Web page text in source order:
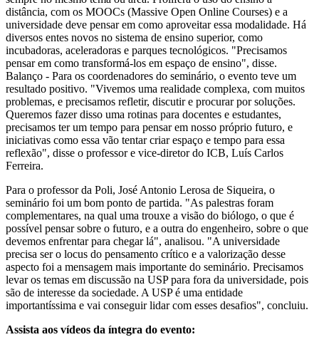
distância, com os MOOCs (Massive Open Online Courses) e a
universidade deve pensar em como aproveitar essa modalidade. Há
diversos entes novos no sistema de ensino superior, como
incubadoras, aceleradoras e parques tecnológicos. "Precisamos
pensar em como transformá-los em espaço de ensino", disse.
Balanço - Para os coordenadores do seminário, o evento teve um
resultado positivo. "Vivemos uma realidade complexa, com muitos
problemas, e precisamos refletir, discutir e procurar por soluções.
Queremos fazer disso uma rotinas para docentes e estudantes,
precisamos ter um tempo para pensar em nosso próprio futuro, e
iniciativas como essa vão tentar criar espaço e tempo para essa
reflexão", disse o professor e vice-diretor do ICB, Luís Carlos
Ferreira.
Para o professor da Poli, José Antonio Lerosa de Siqueira, o
seminário foi um bom ponto de partida. "As palestras foram
complementares, na qual uma trouxe a visão do biólogo, o que é
possível pensar sobre o futuro, e a outra do engenheiro, sobre o que
devemos enfrentar para chegar lá", analisou. "A universidade
precisa ser o locus do pensamento crítico e a valorização desse
aspecto foi a mensagem mais importante do seminário. Precisamos
levar os temas em discussão na USP para fora da universidade, pois
são de interesse da sociedade. A USP é uma entidade
importantíssima e vai conseguir lidar com esses desafios", concluiu.
Assista aos vídeos da íntegra do evento: